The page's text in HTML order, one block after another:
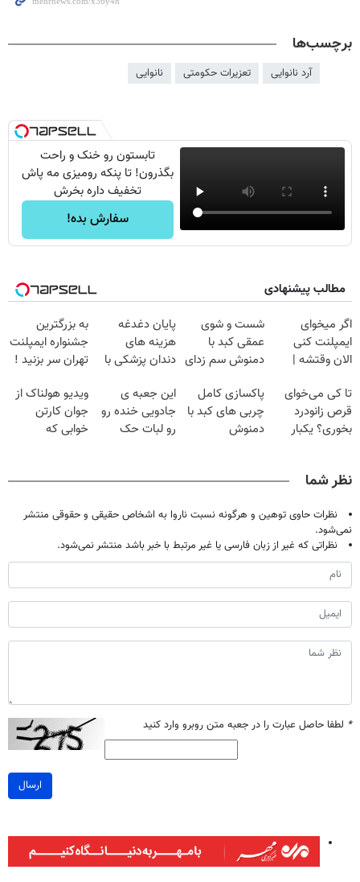
برچسب‌ها
آرد نانوایی تعزیرات حکومتی نانوایی
تابستون رو خنک و راحت
بگذرون! تا پنکه رومیزی مه پاش
تخفیف داره بخرش
سفارش بده!
مطالب پیشنهادی
اگر میخوای
ایمپلنت کنی
الان وقتشه |
میلیون تومان!!!
شست و شوی
عمقی کبد با
دمنوش سم زدای
پایان دغدغه
هزینه های
دندان پزشکی با
خانگی
به بزرگترین
جشنواره ایمپلنت
تهران سر بزنید !
میلیون !
تا کی می‌خوای
قرص زانودرد
بخوری؟ یکبار
پاکسازی کامل
چربی های کبد با
دمنوش
این جعبه ی
جادویی خنده رو
رو لبات حک
ویدیو هولناک از
جوان کارتن
خوابی که
نظر شما
نظرات حاوی توهین و هرگونه نسبت ناروا به اشخاص حقیقی و حقوقی منتشر
نمی‌شود.
نظراتی که غیر از زبان فارسی یا غیر مرتبط با خبر باشد منتشر نمی‌شود.
* لطفا حاصل عبارت را در جعبه متن روبرو وارد کنید
ارسال